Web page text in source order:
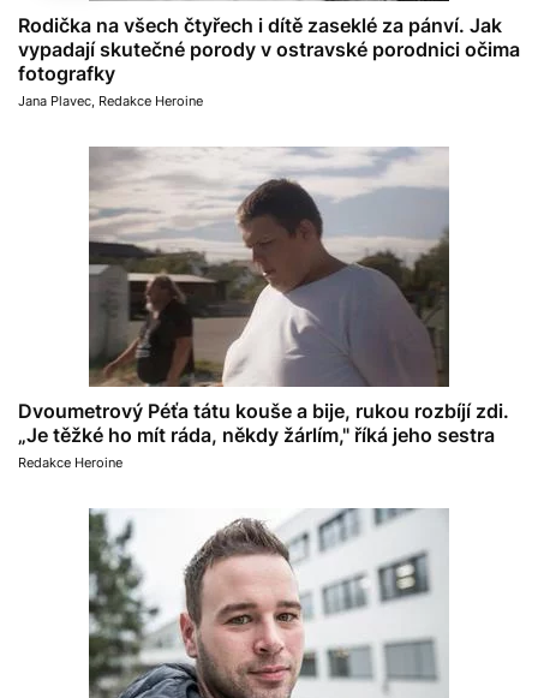
Rodička na všech čtyřech i dítě zaseklé za pánví. Jak
vypadají skutečné porody v ostravské porodnici očima
fotografky
Jana Plavec, Redakce Heroine
Dvoumetrový Péťa tátu kouše a bije, rukou rozbíjí zdi.
„Je těžké ho mít ráda, někdy žárlím," říká jeho sestra
Redakce Heroine